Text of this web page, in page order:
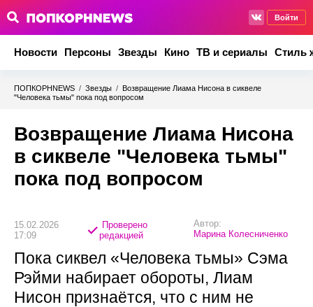
Войти
Новости Персоны Звезды Кино ТВ и сериалы Стиль
ПОПКОРНNEWS / Звезды / Возвращение Лиама Нисона в сиквеле
"Человека тьмы" пока под вопросом
Возвращение Лиама Нисона
в сиквеле "Человека тьмы"
пока под вопросом
15.02.2026
17:09
Проверено
редакцией
Автор:
Марина Колесниченко
Пока сиквел «Человека тьмы» Сэма
Рэйми набирает обороты, Лиам
Нисон признаётся, что с ним не